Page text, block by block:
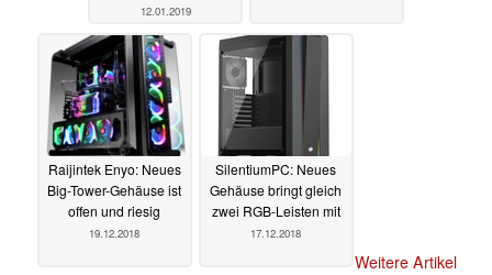
12.01.2019
Raijintek Enyo: Neues
Big-Tower-Gehäuse ist
offen und riesig
19.12.2018
SilentiumPC: Neues
Gehäuse bringt gleich
zwei RGB-Leisten mit
17.12.2018
Weitere Artikel